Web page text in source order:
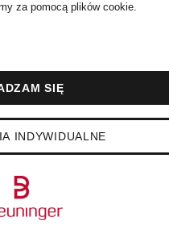
MCM
Torebka
ELLA
za pomocą plików cookie.
INDYWIDUALNE
SIĘ